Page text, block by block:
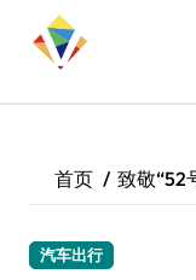
首页 致敬“52
汽车出行